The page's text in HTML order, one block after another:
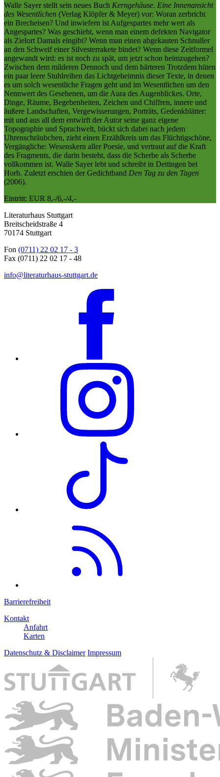
Walle Sayer stellt sein neues Buch Kerngehäuse. Eine Innenansicht
des Wesentlichen (Verlag Klöpfer & Meyer) vor: Woran zerbricht
ein Brecheisen? Und inwiefern ist Aufgespartes mehr wert als
Angespartes? Was geschieht, wenn man einem defekten Navigator
als Zielort Damals eingibt? Wenn man einen abgekauten Schnuller
an den Schweif einer Silvesterrakete bindet? Wenn diese Zeitformel
angewandt wird: es ist noch zu spät, um jetzt schon heimzugehen?
Zwischen dem milderen Dennoch und dem härteren Trotzdem hüten
ein paar leere Stuhlreihen das Lichtgeheimnis dieser Texte, in denen
es um solch wesentliche Fragen geht und im Wesentlichen um den
Nennwert des Gesehenen, um die Aura des Augenblickes. Orte,
Dinge, Räume, Begebenheiten, Zeichen und Chiffren, innere und
äußere Landschaften, Vergewisserungen, Porträts, Gedenkblätter:
mit und aus all dem entwirft der Autor seine ganz eigene
Topographie und Sprachwelt, bückt sich dabei nach jedem
Uhrenschräubchen, zieht einen Erzählkreis um das Flüchtigschöne,
Vergängliche: Wesenskern aller Poesie, und vertraut auf die Kraft
des Fragments, die darin besteht, dass die Scherbe als Scherbe
vollkommen ist. Walle Sayer lebt und schreibt in Dettingen bei
Horb. Zuletzt erschien der Gedichtband Den Tag zu den Tagen
(2006).
Eintritt: EUR 8,-/6,-/4,-
Literaturhaus Stuttgart
Breitscheidstraße 4
70174 Stuttgart
Fon (0711) 22 02 17 - 3
Fax (0711) 22 02 17 - 48
info@literaturhaus-stuttgart.de
Barrierefreiheit
Kontakt
Anfahrt
Karten
Datenschutz & Disclaimer Impressum